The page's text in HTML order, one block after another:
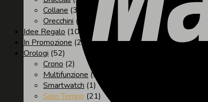
Collane (32)
Orecchini (16)
Idee Regalo (100)
In Promozione (25)
Orologi (52)
Crono (2)
Multifunzione (5)
Smartwatch (1)
Solo Tempo (21)